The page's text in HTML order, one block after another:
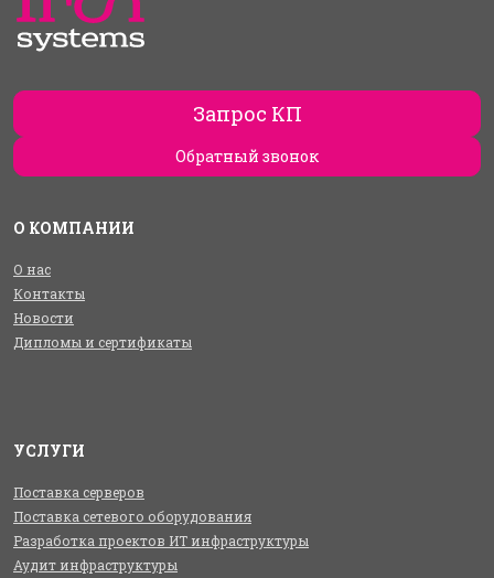
Запрос КП
Обратный звонок
О КОМПАНИИ
О нас
Контакты
Новости
Дипломы и сертификаты
УСЛУГИ
Поставка серверов
Поставка сетевого оборудования
Разработка проектов ИТ инфраструктуры
Аудит инфраструктуры